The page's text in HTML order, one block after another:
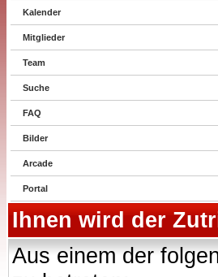
Kalender
Mitglieder
Team
Suche
FAQ
Bilder
Arcade
Portal
Ihnen wird der
Aus einem der